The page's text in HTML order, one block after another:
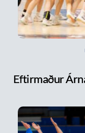
Eftirmaður